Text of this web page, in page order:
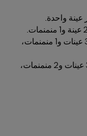
الطلبات بقيمة 300 درهم إماراتي أو أكثر، اختر 3 عينات و1 منمنمات،
الطلبات بقيمة 500 درهم إماراتي أو أكثر، اختر 3 عينات و2 منمنمات،